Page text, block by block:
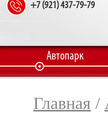
+7 (921) 437-79-79
Автопарк
Главная /